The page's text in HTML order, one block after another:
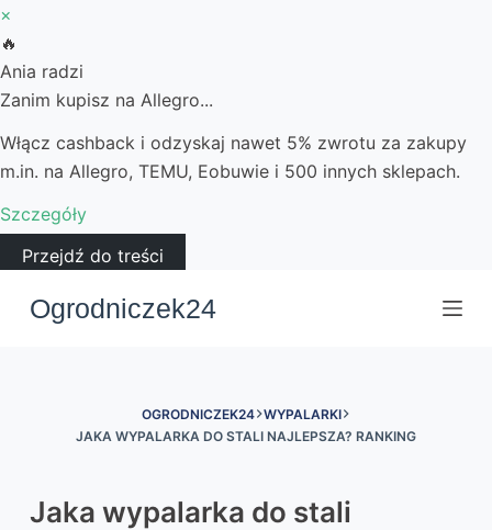
×
🔥
Ania radzi
Zanim kupisz na Allegro...
Włącz cashback i odzyskaj nawet 5% zwrotu za zakupy
m.in. na Allegro, TEMU, Eobuwie i 500 innych sklepach.
Szczegóły
Przejdź do treści
Ogrodniczek24
OGRODNICZEK24 WYPALARKI
JAKA WYPALARKA DO STALI NAJLEPSZA? RANKING
Jaka wypalarka do stali